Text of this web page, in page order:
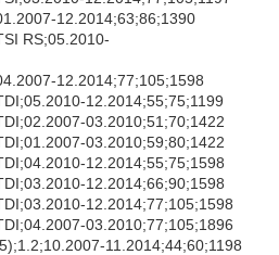
12.2014;63;86;1390
RS;05.2010-
12.2014;77;105;1598
12.2014;55;75;1199
03.2010;51;70;1422
03.2010;59;80;1422
12.2014;55;75;1598
12.2014;66;90;1598
12.2014;77;105;1598
03.2010;77;105;1896
11.2014;44;60;1198